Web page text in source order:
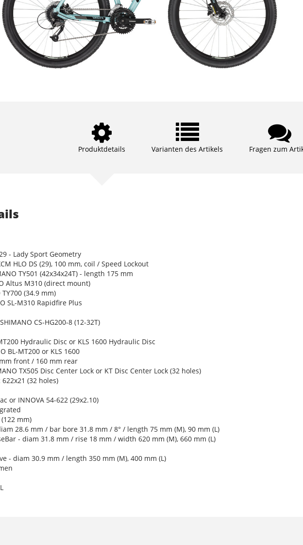
Produktdetails Varianten des Artikels Fragen zum
29 - Lady Sport Geometry
HLO DS (29), 100 mm, coil / Speed Lockout
TY501 (42x34x24T) - length 175 mm
Altus M310 (direct mount)
TY700 (34.9 mm)
SL-M310 Rapidfire Plus
SHIMANO CS-HG200-8 (12-32T)
Hydraulic Disc or KLS 1600 Hydraulic Disc
BL-MT200 or KLS 1600
front / 160 mm rear
TX505 Disc Center Lock or KT Disc Center Lock (32 holes)
622x21 (32 holes)
or INNOVA 54-622 (29x2.10)
mm)
28.6 mm / bar bore 31.8 mm / 8° / length 75 mm (M), 90 mm (L)
- diam 31.8 mm / rise 18 mm / width 620 mm (M), 660 mm (L)
- diam 30.9 mm / length 350 mm (M), 400 mm (L)